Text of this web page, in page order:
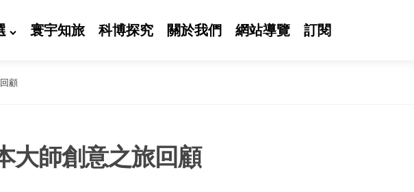
寰宇知旅 科博探究 關於我們 網站導覽 訂閱
顧
大師創意之旅回顧